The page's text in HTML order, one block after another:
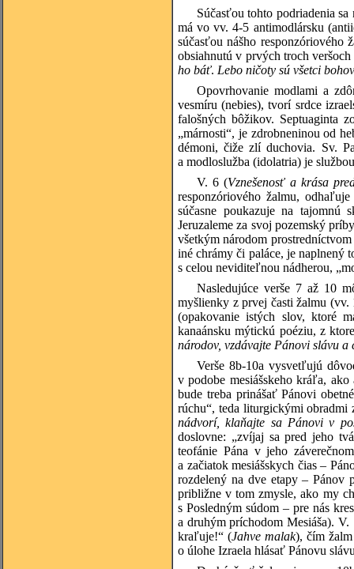
Súčasťou tohto podriadenia
má vo vv. 4-5 antimodlársku
súčasťou nášho responzóriového
obsiahnutú v prvých troch
ho báť. Lebo ničoty sú všetci
Opovrhovanie modlami a
vesmíru (nebies), tvorí srdce
falošných bôžikov. Septuaginta
„márnosti“, je zdrobneninou od
démoni, čiže zlí duchovia. Sv.
a modloslužba (idolatria) je
V. 6 (Vznešenosť a krása
responzóriového žalmu,
súčasne poukazuje na
Jeruzaleme za svoj pozemský
všetkým národom
iné chrámy či paláce, je naplnený
s celou neviditeľnou nádherou,
Nasledujúce verše 7 až 10
myšlienky z prvej časti žalmu
(opakovanie istých slov, ktoré
kanaánsku mýtickú poéziu, z
národov, vzdávajte Pánovi slávu
Verše 8b-10a vysvetľujú
v podobe mesiášskeho kráľa,
bude treba prinášať Pánovi
rúchu“, teda liturgickými
nádvorí, klaňajte sa Pánovi v
doslovne: „zvíjaj sa pred jeho
teofánie Pána v jeho
a začiatok mesiášskych čias –
rozdelený na dve etapy – Pánov
približne v tom zmysle, ako my
s Posledným súdom – pre nás
a druhým príchodom Mesiáša). V.
kraľuje!“ (Jahve malak), čím
o úlohe Izraela hlásať Pánovu